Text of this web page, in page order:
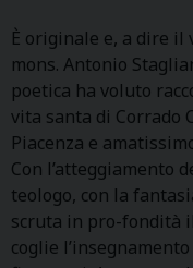
È originale e, a dire il
mons. Antonio
poetica ha voluto
vita santa di Corrado
Piacenza e
Con l’atteggiamento
teologo, con la
scruta in pro-fondità
coglie